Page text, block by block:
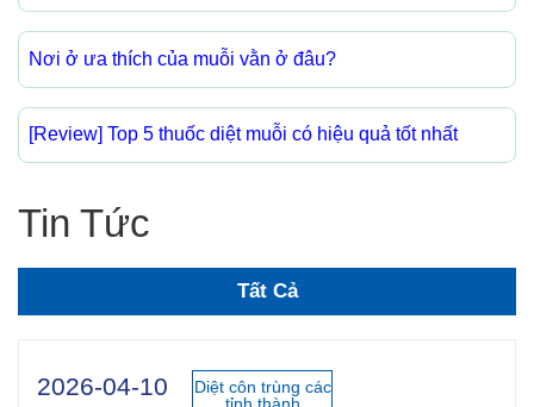
Nơi ở ưa thích của muỗi vằn ở đâu?
[Review] Top 5 thuốc diệt muỗi có hiệu quả tốt nhất
Tin Tức
Tất Cả
2026-04-10
Diệt côn trùng các